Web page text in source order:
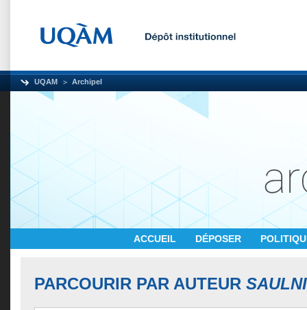
UQAM Archipel
ACCUEIL DÉPOSER
PARCOURIR PAR AUTEUR